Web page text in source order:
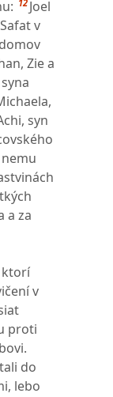
12 Joel
v
Zie a
syn
nemu
a za
ktorí
v
proti
do
lebo